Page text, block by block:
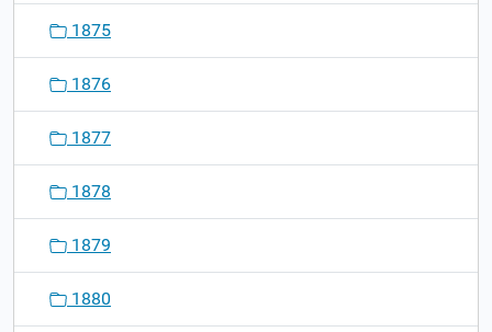
1875
1876
1877
1878
1879
1880